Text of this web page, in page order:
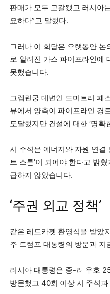
판매가 모두 고갈됐고 러시아
요하다”고 말했다.
그러나 이 회담은 오랫동안 논
로 알려진 가스 파이프라인에
못했습니다.
크렘린궁 대변인 드미트리 페
뷰에서 양측이 파이프라인 경
도달했지만 건설에 대한 ‘명확
시 주석은 에너지와 자원 연결
트 스톤’이 되어야 한다고 밝
급하지 않았습니다.
‘주권 외교 정책’
같은 레드카펫 환영식을 받았
주 트럼프 대통령의 방문과 지
러시아 대통령은 중-러 우호
방문했고 40회 이상 시 주석